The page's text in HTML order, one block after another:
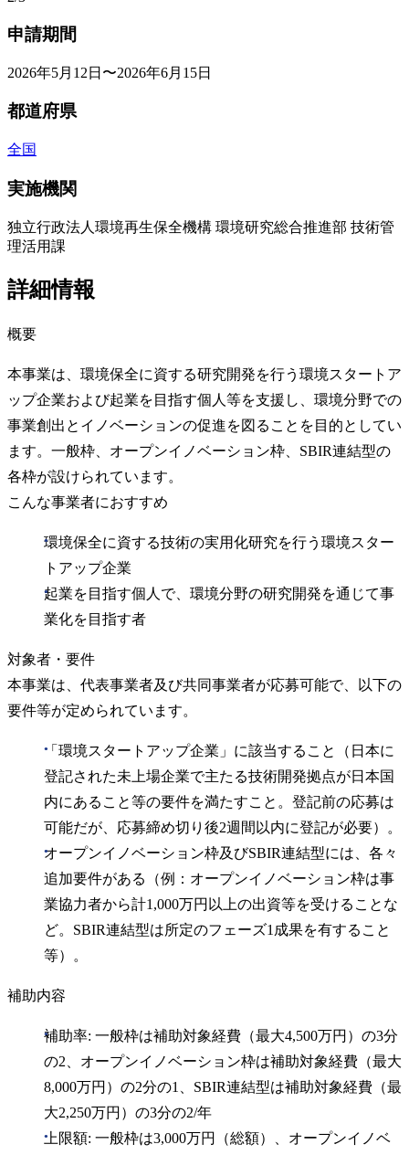
申請期間
2026年5月12日〜2026年6月15日
都道府県
全国
実施機関
独立行政法人環境再生保全機構 環境研究総合推進部 技術管
理活用課
詳細情報
概要
本事業は、環境保全に資する研究開発を行う環境スタートア
ップ企業および起業を目指す個人等を支援し、環境分野での
事業創出とイノベーションの促進を図ることを目的としてい
ます。一般枠、オープンイノベーション枠、SBIR連結型の
各枠が設けられています。
こんな事業者におすすめ
環境保全に資する技術の実用化研究を行う環境スター
トアップ企業
起業を目指す個人で、環境分野の研究開発を通じて事
業化を目指す者
対象者・要件
本事業は、代表事業者及び共同事業者が応募可能で、以下の
要件等が定められています。
「環境スタートアップ企業」に該当すること（日本に
登記された未上場企業で主たる技術開発拠点が日本国
内にあること等の要件を満たすこと。登記前の応募は
可能だが、応募締め切り後2週間以内に登記が必要）。
オープンイノベーション枠及びSBIR連結型には、各々
追加要件がある（例：オープンイノベーション枠は事
業協力者から計1,000万円以上の出資等を受けることな
ど。SBIR連結型は所定のフェーズ1成果を有すること
等）。
補助内容
補助率: 一般枠は補助対象経費（最大4,500万円）の3分
の2、オープンイノベーション枠は補助対象経費（最大
8,000万円）の2分の1、SBIR連結型は補助対象経費（最
大2,250万円）の3分の2/年
上限額: 一般枠は3,000万円（総額）、オープンイノベ